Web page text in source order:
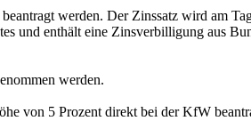
werden. Der Zinssatz wird am
und enthält eine Zinsverbilligung aus
werden.
von 5 Prozent direkt bei der KfW